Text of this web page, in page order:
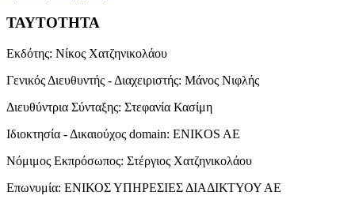
ΤΑΥΤΟΤΗΤΑ
Εκδότης: Νίκος Χατζηνικολάου
Γενικός Διευθυντής - Διαχειριστής: Μάνος Νιφλής
Διευθύντρια Σύνταξης: Στεφανία Κασίμη
Ιδιοκτησία - Δικαιούχος domain: ENIKOS AE
Νόμιμος Εκπρόσωπος: Στέργιος Χατζηνικολάου
Επωνυμία: ΕΝΙΚΟΣ ΥΠΗΡΕΣΙΕΣ ΔΙΑΔΙΚΤΥΟΥ ΑΕ